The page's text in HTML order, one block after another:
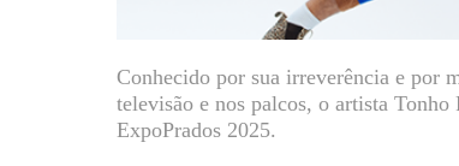
Conhecido por sua irreverência e por
televisão e nos palcos, o artista
ExpoPrados 2025.